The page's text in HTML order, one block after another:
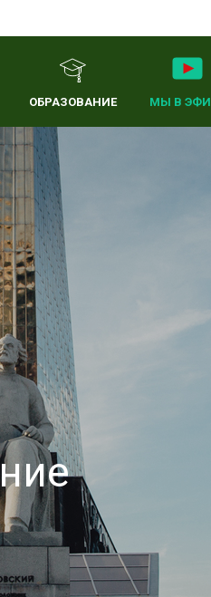
ОБРАЗОВАНИЕ
МЫ В